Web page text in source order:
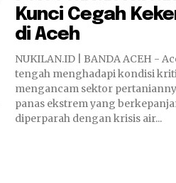
Kunci Cegah
di Aceh
NUKILAN.ID | BANDA ACEH -
tengah menghadapi kondisi
mengancam sektor
panas ekstrem yang
diperparah dengan krisis air...